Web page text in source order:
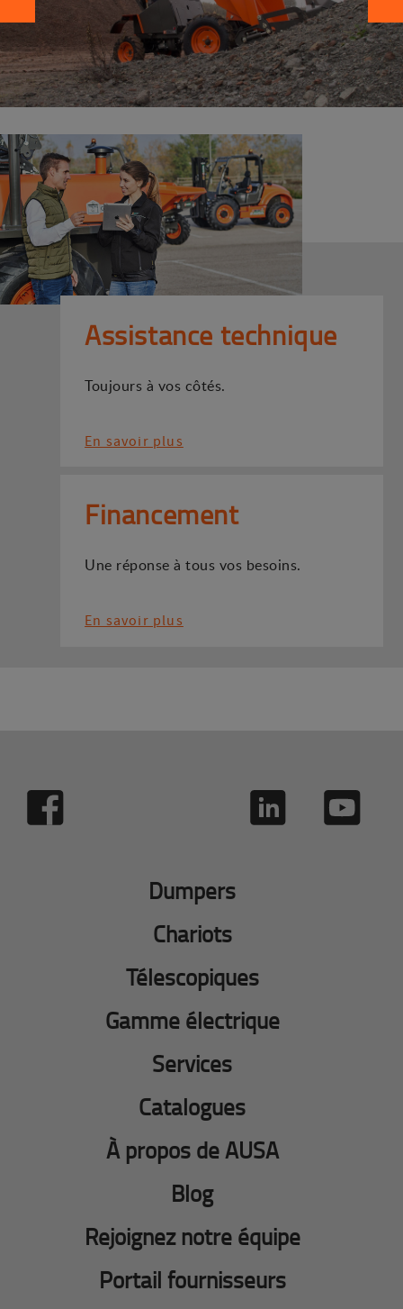
Assistance technique
Toujours à vos côtés.
En savoir plus
Financement
Une réponse à tous vos besoins.
En savoir plus
Dumpers
Chariots
Télescopiques
Gamme électrique
Services
Catalogues
À propos de AUSA
Blog
Rejoignez notre équipe
Portail fournisseurs